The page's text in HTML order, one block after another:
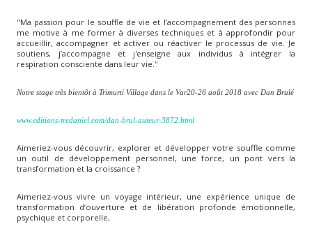
"Ma passion pour le souffle de vie et l’accompagnement des personnes
me motive à me former à diverses techniques et à approfondir pour
accueillir, accompagner et activer ou réactiver le processus de vie. Je
soutiens, j’accompagne et j'enseigne aux individus à intégrer la
respiration consciente dans leur vie."
Notre stage très bientôt à Trimurti Village dans le Var20-26 août 2018 avec Dan Brulé
www.editions-tredaniel.com/dan-brul-auteur-3872.html
Aimeriez-vous découvrir, explorer et développer votre souffle comme
un outil de développement personnel, une force, un pont vers la
transformation et la croissance ?
Aimeriez-vous vivre un voyage intérieur, une expérience unique de
transformation d’ouverture et de libération profonde émotionnelle,
psychique et corporelle,